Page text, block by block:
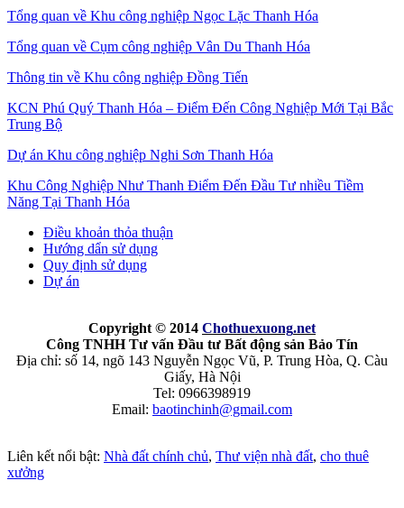
Tổng quan về Khu công nghiệp Ngọc Lặc Thanh Hóa
Tổng quan về Cụm công nghiệp Vân Du Thanh Hóa
Thông tin về Khu công nghiệp Đồng Tiến
KCN Phú Quý Thanh Hóa – Điểm Đến Công Nghiệp Mới Tại Bắc
Trung Bộ
Dự án Khu công nghiệp Nghi Sơn Thanh Hóa
Khu Công Nghiệp Như Thanh Điểm Đến Đầu Tư nhiều Tiềm
Năng Tại Thanh Hóa
Điều khoản thỏa thuận
Hướng dẩn sử dụng
Quy định sử dụng
Dự án
Copyright © 2014 Chothuexuong.net
Công TNHH Tư vấn Đầu tư Bất động sản Bảo Tín
Địa chỉ: số 14, ngõ 143 Nguyễn Ngọc Vũ, P. Trung Hòa, Q. Càu
Giấy, Hà Nội
Tel: 0966398919
Email: baotinchinh@gmail.com
Liên kết nổi bật: Nhà đất chính chủ, Thư viện nhà đất, cho thuê
xưởng